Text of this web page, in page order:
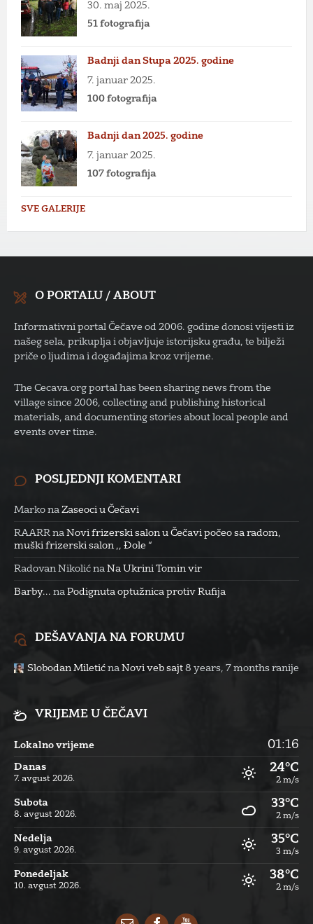
30. maj 2025.
51 fotografija
Badnji dan Stupa 2025. godine
7. januar 2025.
100 fotografija
Badnji dan 2025. godine
7. januar 2025.
107 fotografija
SVE GALERIJE
O PORTALU / ABOUT
Informativni portal Čečave od 2006. godine donosi vijesti iz
našeg sela, prikuplja i objavljuje istorijsku građu, te bilježi
priče o ljudima i događajima kroz vrijeme.
The Cecava.org portal has been sharing news from the
village since 2006, collecting and publishing historical
materials, and documenting stories about local people and
events over time.
POSLJEDNJI KOMENTARI
Marko na Zaseoci u Čečavi
RAARR na Novi frizerski salon u Čečavi počeo sa radom,
muški frizerski salon ,, Đole “
Radovan Nikolić na Na Ukrini Tomin vir
Barby... na Podignuta optužnica protiv Rufija
DEŠAVANJA NA FORUMU
Slobodan Miletić na Novi veb sajt 8 years, 7 months ranije
VRIJEME U ČEČAVI
Lokalno vrijeme 01:16
Danas
7. avgust 2026.
24°C
2 m/s
Subota
8. avgust 2026.
33°C
2 m/s
Nedelja
9. avgust 2026.
35°C
3 m/s
Ponedeljak
10. avgust 2026.
38°C
2 m/s
EmailFacebookYouTube